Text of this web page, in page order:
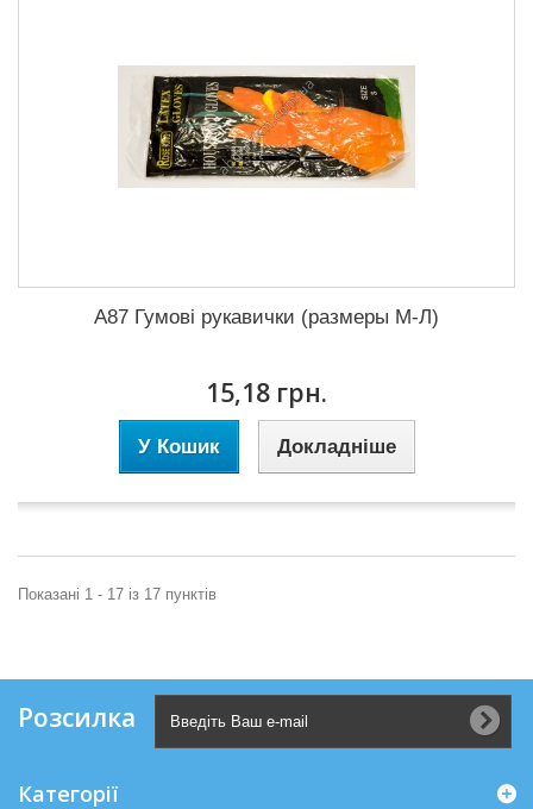
A87 Гумові рукавички (размеры М-Л)
15,18 грн.
У Кошик Докладніше
Показані 1 - 17 із 17 пунктів
Розсилка
Категорії